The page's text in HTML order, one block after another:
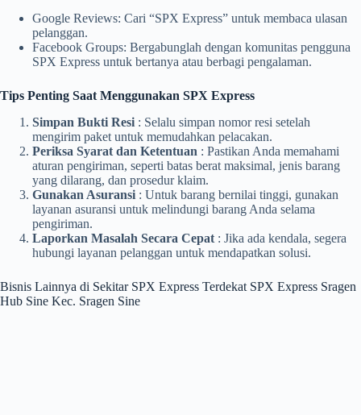
Google Reviews: Cari “SPX Express” untuk membaca ulasan
pelanggan.
Facebook Groups: Bergabunglah dengan komunitas pengguna
SPX Express untuk bertanya atau berbagi pengalaman.
Tips Penting Saat Menggunakan SPX Express
Simpan Bukti Resi : Selalu simpan nomor resi setelah
mengirim paket untuk memudahkan pelacakan.
Periksa Syarat dan Ketentuan : Pastikan Anda memahami
aturan pengiriman, seperti batas berat maksimal, jenis barang
yang dilarang, dan prosedur klaim.
Gunakan Asuransi : Untuk barang bernilai tinggi, gunakan
layanan asuransi untuk melindungi barang Anda selama
pengiriman.
Laporkan Masalah Secara Cepat : Jika ada kendala, segera
hubungi layanan pelanggan untuk mendapatkan solusi.
Bisnis Lainnya di Sekitar SPX Express Terdekat SPX Express Sragen
Hub Sine Kec. Sragen Sine